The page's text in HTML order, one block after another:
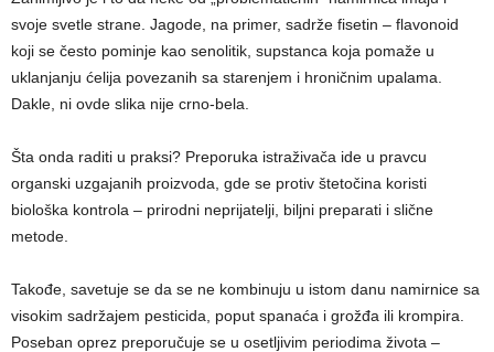
svoje svetle strane. Jagode, na primer, sadrže fisetin – flavonoid
koji se često pominje kao senolitik, supstanca koja pomaže u
uklanjanju ćelija povezanih sa starenjem i hroničnim upalama.
Dakle, ni ovde slika nije crno-bela.
Šta onda raditi u praksi? Preporuka istraživača ide u pravcu
organski uzgajanih proizvoda, gde se protiv štetočina koristi
biološka kontrola – prirodni neprijatelji, biljni preparati i slične
metode.
Takođe, savetuje se da se ne kombinuju u istom danu namirnice sa
visokim sadržajem pesticida, poput spanaća i grožđa ili krompira.
Poseban oprez preporučuje se u osetljivim periodima života –